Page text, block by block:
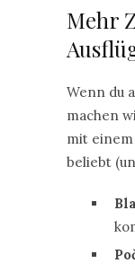
Mehr
Wenn du
machen
mit einem
beliebt